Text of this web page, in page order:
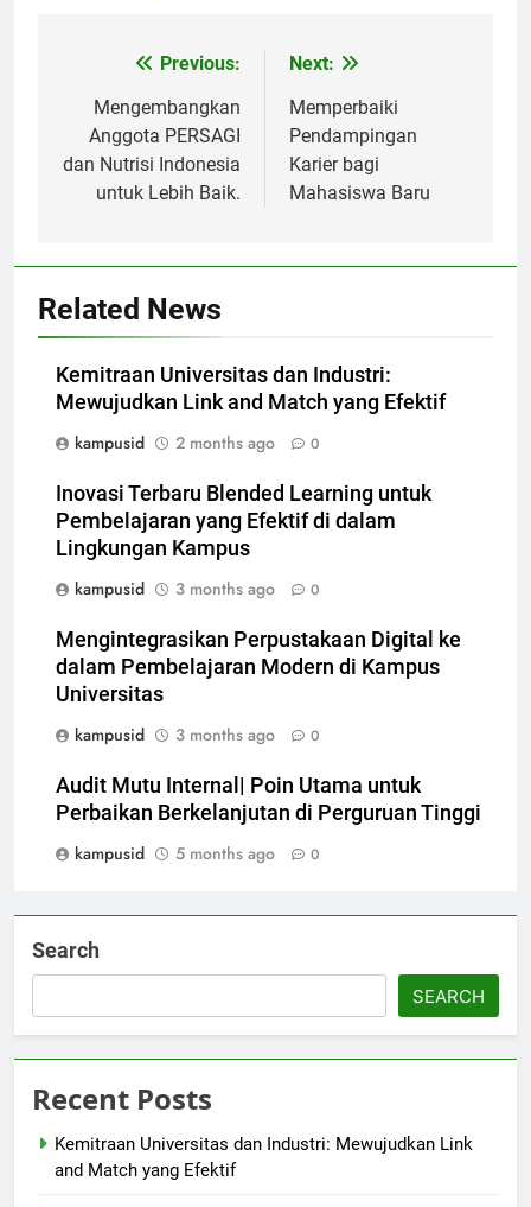
navigation
Previous:
Mengembangkan
Anggota PERSAGI
dan Nutrisi Indonesia
untuk Lebih Baik.
Next:
Memperbaiki
Pendampingan
Karier bagi
Mahasiswa Baru
Related News
Kemitraan Universitas dan Industri:
Mewujudkan Link and Match yang Efektif
kampusid
2 months ago 0
Inovasi Terbaru Blended Learning untuk
Pembelajaran yang Efektif di dalam
Lingkungan Kampus
kampusid
3 months ago 0
Mengintegrasikan Perpustakaan Digital ke
dalam Pembelajaran Modern di Kampus
Universitas
kampusid
3 months ago 0
Audit Mutu Internal| Poin Utama untuk
Perbaikan Berkelanjutan di Perguruan Tinggi
kampusid
5 months ago 0
Search
SEARCH
Recent Posts
Kemitraan Universitas dan Industri: Mewujudkan Link
and Match yang Efektif